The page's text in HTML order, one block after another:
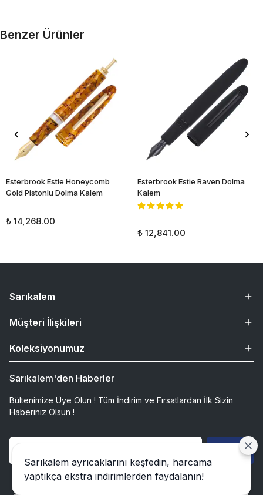
Benzer Ürünler
Esterbrook Estie Honeycomb
Gold Pistonlu Dolma Kalem
₺ 14,268.00
Esterbrook Estie Raven Dolma
Kalem
₺ 12,841.00
Sarıkalem
Müşteri İlişkileri
Koleksiyonumuz
Sarıkalem'den Haberler
Bültenimize Üye Olun ! Tüm İndirim ve Fırsatlardan İlk Sizin
Haberiniz Olsun !
Gönder
Sarıkalem ayrıcaklarını keşfedin, harcama
yaptıkça ekstra indirimlerden faydalanın!